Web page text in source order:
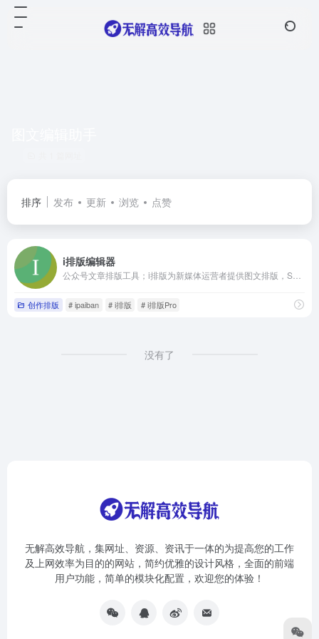
排序 发布 更新 浏览 点赞
i排版编辑器
创作排版 # ipaiban # i排版 # i排版Pro
没有了
无解高效导航，集网址、资源、资讯于一体的为提高您的工作
及上网效率为目的的网站，简约优雅的设计风格，全面的前端
用户功能，简单的模块化配置，欢迎您的体验！